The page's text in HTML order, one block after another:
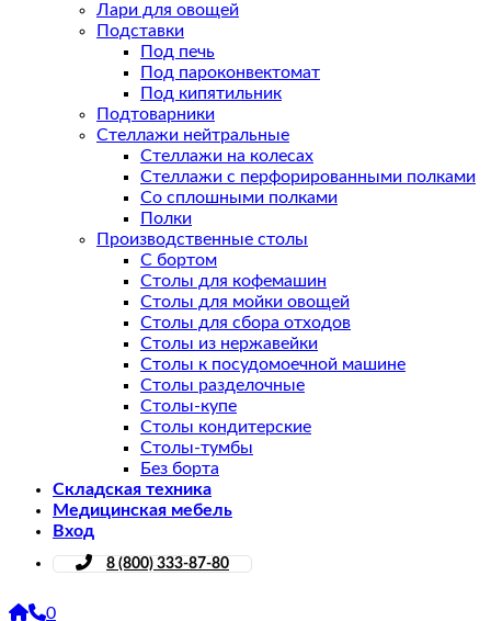
Лари для овощей
Подставки
Под печь
Под пароконвектомат
Под кипятильник
Подтоварники
Стеллажи нейтральные
Стеллажи на колесах
Стеллажи с перфорированными полками
Со сплошными полками
Полки
Производственные столы
С бортом
Столы для кофемашин
Столы для мойки овощей
Столы для сбора отходов
Столы из нержавейки
Столы к посудомоечной машине
Столы разделочные
Столы-купе
Столы кондитерские
Столы-тумбы
Без борта
Складская техника
Медицинская мебель
Вход
8 (800) 333-87-80
0